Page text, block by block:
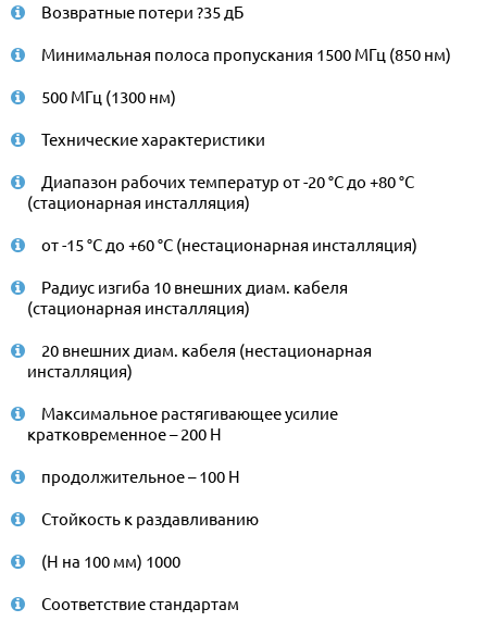
Возвратные потери ?35 дБ
Минимальная полоса пропускания 1500 МГц (850 нм)
500 МГц (1300 нм)
Технические характеристики
Диапазон рабочих температур от -20 °C до +80 °C
(стационарная инсталляция)
от -15 °C до +60 °C (нестационарная инсталляция)
Радиус изгиба 10 внешних диам. кабеля
(стационарная инсталляция)
20 внешних диам. кабеля (нестационарная
инсталляция)
Максимальное растягивающее усилие
кратковременное – 200 Н
продолжительное – 100 Н
Стойкость к раздавливанию
(Н на 100 мм) 1000
Соответствие стандартам